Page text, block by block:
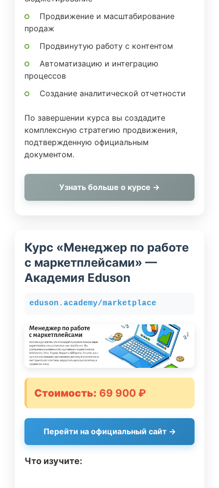
Продвижение и масштабирование
продаж
Продвинутую работу с контентом
Автоматизацию и интеграцию
процессов
Создание аналитической отчетности
По завершении курса вы создадите
комплексную стратегию продвижения,
подтвержденную официальным
документом.
Узнать больше о курсе →
Курс «Менеджер по работе
с маркетплейсами» —
Академия Eduson
eduson.academy/marketplace
Стоимость: 69 900 ₽
Перейти на официальный сайт →
Что изучите: